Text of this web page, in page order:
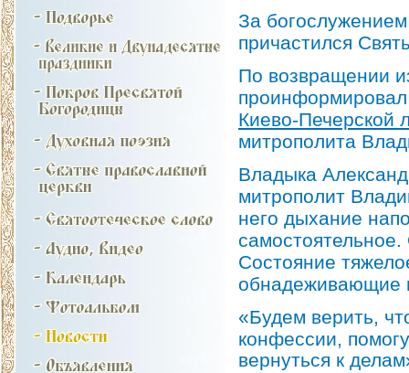
За
причастился
По возвращении
Киево-Печерской
митрополита
Владыка
митрополит
него дыхание
Состояние
обнадеживающие
«Будем верить,
конфессии,
вернуться к